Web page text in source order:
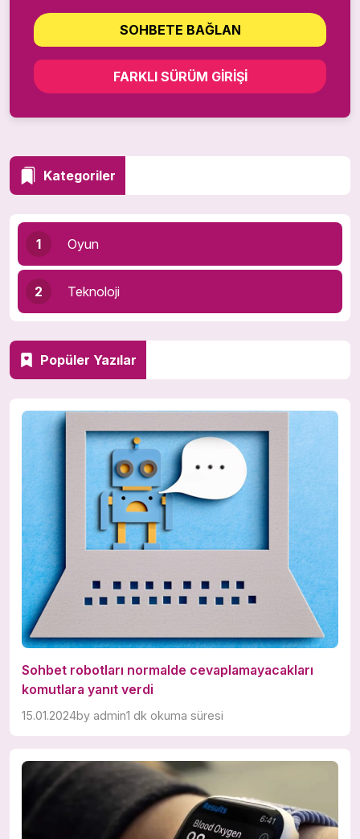
SOHBETE BAĞLAN
FARKLI SÜRÜM GIRIŞI
Kategoriler
1 Oyun
2 Teknoloji
Popüler Yazılar
Sohbet robotları normalde cevaplamayacakları
komutlara yanıt verdi
15.01.2024by admin1 dk okuma süresi